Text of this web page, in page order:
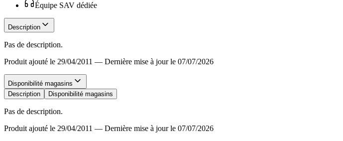
Équipe SAV dédiée
Description
Pas de description.
Produit ajouté le 29/04/2011 — Dernière mise à jour le 07/07/2026
Disponibilité magasins
Description
Disponibilité magasins
Pas de description.
Produit ajouté le 29/04/2011 — Dernière mise à jour le 07/07/2026